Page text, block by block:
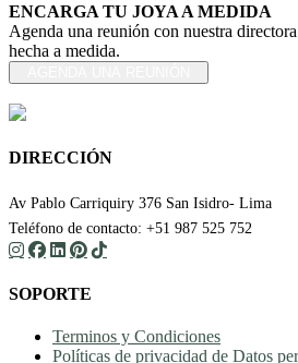
ENCARGA TU JOYA A MEDIDA
Agenda una reunión con nuestra
hecha a medida.
DIRECCIÓN
Av Pablo Carriquiry 376 San Isidro- Lima
Teléfono de contacto: +51 987 525 752
SOPORTE
Terminos y Condiciones
Políticas de privacidad de Datos